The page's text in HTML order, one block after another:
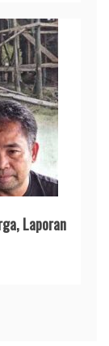
Laporan